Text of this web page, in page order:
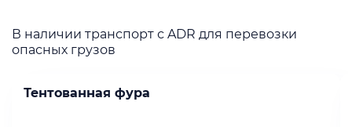
В наличии транспорт с ADR для перевозки
опасных грузов
Тентованная фура